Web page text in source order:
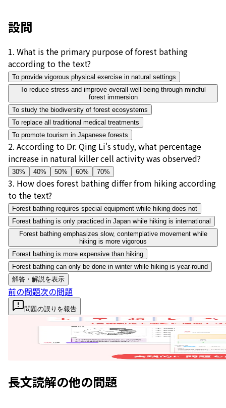
設問
1. What is the primary purpose of forest bathing
according to the text?
To provide vigorous physical exercise in natural settings
To reduce stress and improve overall well-being through mindful
forest immersion
To study the biodiversity of forest ecosystems
To replace all traditional medical treatments
To promote tourism in Japanese forests
2. According to Dr. Qing Li's study, what percentage
increase in natural killer cell activity was observed?
30% 40% 50% 60% 70%
3. How does forest bathing differ from hiking according
to the text?
Forest bathing requires special equipment while hiking does not
Forest bathing is only practiced in Japan while hiking is international
Forest bathing emphasizes slow, contemplative movement while
hiking is more vigorous
Forest bathing is more expensive than hiking
Forest bathing can only be done in winter while hiking is year-round
解答・解説を表示
前の問題次の問題
問題の誤りを報告
長文読解の他の問題